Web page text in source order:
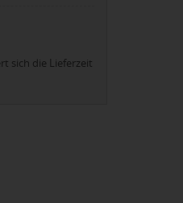
sich die Lieferzeit